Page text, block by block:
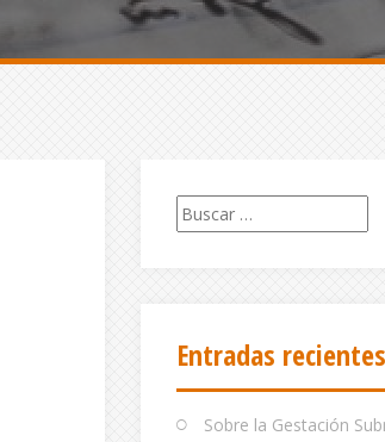
Buscar:
Entradas recientes
Sobre la Gestación